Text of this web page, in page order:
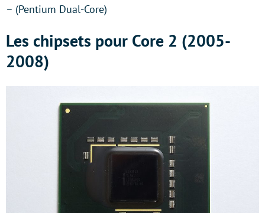
– (Pentium Dual-Core)
Les chipsets pour Core 2 (2005-
2008)